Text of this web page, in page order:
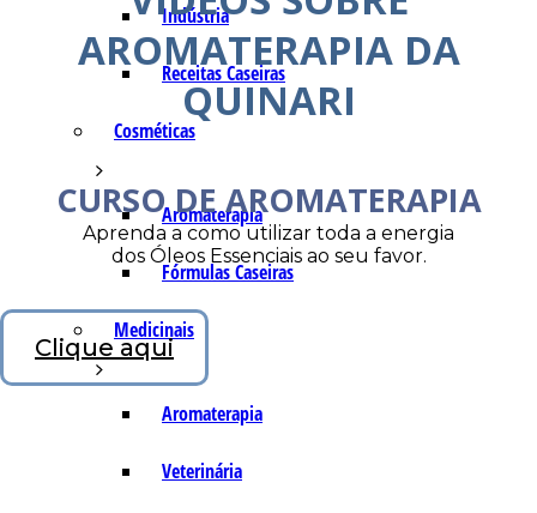
Indústria
Receitas Caseiras
Cosméticas
Aromaterapia
Fórmulas Caseiras
Medicinais
Aromaterapia
Veterinária
AROMATERAPIA DA
QUINARI
CURSO DE AROMATERAPIA
Aprenda a como utilizar toda a energia
dos Óleos Essenciais ao seu favor.
Clique aqui